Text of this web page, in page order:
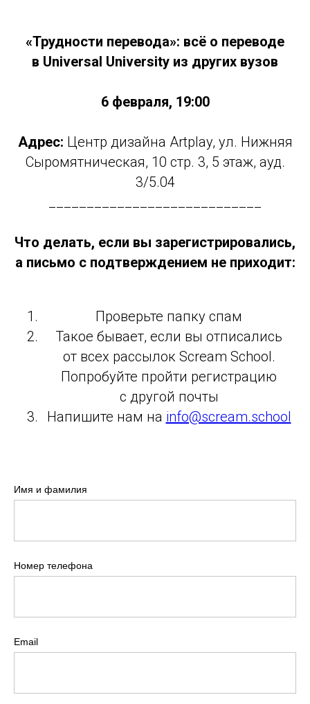
«Трудности перевода»: всё о переводе
в Universal University из других вузов
6 февраля, 19:00
Адрес: Центр дизайна Artplay, ул. Нижняя
Сыромятническая, 10 стр. 3, 5 этаж, ауд.
3/5.04
Что делать, если вы зарегистрировались,
а письмо с подтверждением не приходит:
Проверьте папку спам
Такое бывает, если вы отписались
от всех рассылок Scream School.
Попробуйте пройти регистрацию
с другой почты
Напишите нам на info@scream.school
Имя и фамилия
Номер телефона
Email
О школе
Сотрудничество
Политика конфиденциальности
Публичная оферта
Способы оплаты и правила возврата
денежных средств